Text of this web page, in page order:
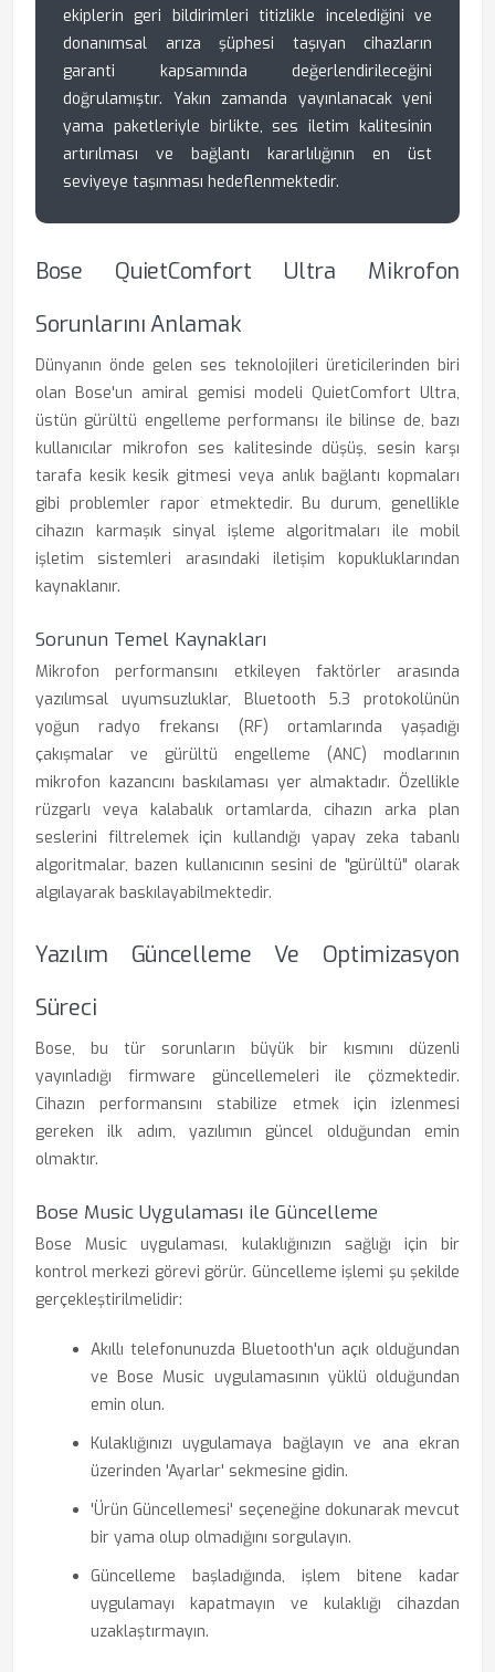
ekiplerin geri bildirimleri titizlikle incelediğini ve
donanımsal arıza şüphesi taşıyan cihazların
garanti kapsamında değerlendirileceğini
doğrulamıştır. Yakın zamanda yayınlanacak yeni
yama paketleriyle birlikte, ses iletim kalitesinin
artırılması ve bağlantı kararlılığının en üst
seviyeye taşınması hedeflenmektedir.
Bose QuietComfort Ultra Mikrofon
Sorunlarını Anlamak
Dünyanın önde gelen ses teknolojileri üreticilerinden biri
olan Bose'un amiral gemisi modeli QuietComfort Ultra,
üstün gürültü engelleme performansı ile bilinse de, bazı
kullanıcılar mikrofon ses kalitesinde düşüş, sesin karşı
tarafa kesik kesik gitmesi veya anlık bağlantı kopmaları
gibi problemler rapor etmektedir. Bu durum, genellikle
cihazın karmaşık sinyal işleme algoritmaları ile mobil
işletim sistemleri arasındaki iletişim kopukluklarından
kaynaklanır.
Sorunun Temel Kaynakları
Mikrofon performansını etkileyen faktörler arasında
yazılımsal uyumsuzluklar, Bluetooth 5.3 protokolünün
yoğun radyo frekansı (RF) ortamlarında yaşadığı
çakışmalar ve gürültü engelleme (ANC) modlarının
mikrofon kazancını baskılaması yer almaktadır. Özellikle
rüzgarlı veya kalabalık ortamlarda, cihazın arka plan
seslerini filtrelemek için kullandığı yapay zeka tabanlı
algoritmalar, bazen kullanıcının sesini de "gürültü" olarak
algılayarak baskılayabilmektedir.
Yazılım Güncelleme Ve Optimizasyon
Süreci
Bose, bu tür sorunların büyük bir kısmını düzenli
yayınladığı firmware güncellemeleri ile çözmektedir.
Cihazın performansını stabilize etmek için izlenmesi
gereken ilk adım, yazılımın güncel olduğundan emin
olmaktır.
Bose Music Uygulaması ile Güncelleme
Bose Music uygulaması, kulaklığınızın sağlığı için bir
kontrol merkezi görevi görür. Güncelleme işlemi şu şekilde
gerçekleştirilmelidir:
Akıllı telefonunuzda Bluetooth'un açık olduğundan
ve Bose Music uygulamasının yüklü olduğundan
emin olun.
Kulaklığınızı uygulamaya bağlayın ve ana ekran
üzerinden 'Ayarlar' sekmesine gidin.
'Ürün Güncellemesi' seçeneğine dokunarak mevcut
bir yama olup olmadığını sorgulayın.
Güncelleme başladığında, işlem bitene kadar
uygulamayı kapatmayın ve kulaklığı cihazdan
uzaklaştırmayın.